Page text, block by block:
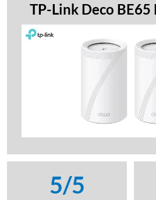
TP-Link Deco BE65
5/5